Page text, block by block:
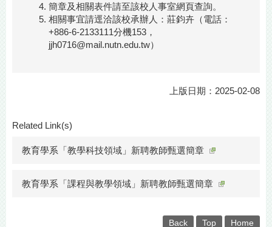
簡章及相關表件請至該校人事室網頁查詢。
相關事宜請逕洽該校承辦人：莊鈞卉（電話：
+886-6-2133111分機153，
jjh0716@mail.nutn.edu.tw）
上版日期：2025-02-08
Related Link(s)
教育學系「教學科技領域」新聘教師甄選簡章
教育學系「課程與教學領域」新聘教師甄選簡章
Back Top Home